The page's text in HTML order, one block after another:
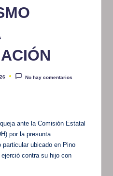
No hay comentarios
ante la Comisión Estatal
por la presunta
ubicado en Pino
contra su hijo con